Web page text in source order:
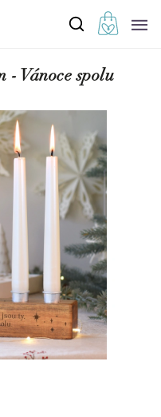
- Vánoce spolu